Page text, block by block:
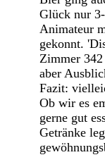
Glück nur
Animateur
gekonnt.
Zimmer
aber
Fazit:
Ob wir es
gerne gut
Getränke